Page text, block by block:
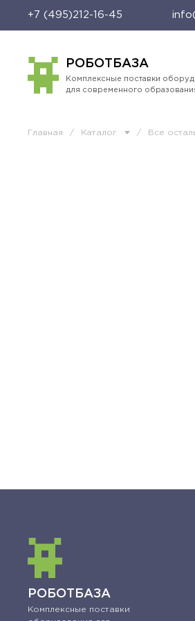
+7 (495)212-16-45
РОБОТБАЗА
Комплексные поставки
для современного
Главная / Каталог / Все
РОБОТБАЗА
Комплексные поставки